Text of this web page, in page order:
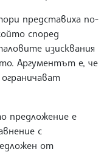
представиха по-
според
изисквания
Аргументът е, че
предложение е
с
от